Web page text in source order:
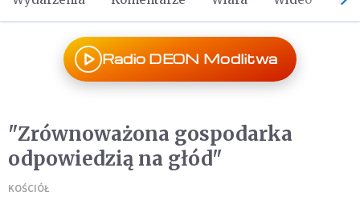
Radio DEON Modlitwa
"Zrównoważona gospodarka
odpowiedzią na głód"
KOŚCIÓŁ